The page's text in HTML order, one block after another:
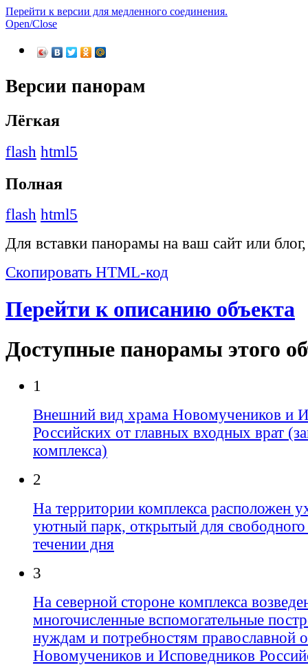
Перейти к версии для медленного соединения.
Open/Close
Версии панорам
Лёгкая
flash html5
Полная
flash html5
Для вставки панорамы на ваш сайт или
Скопировать HTML-код
Перейти к описанию объекта
Доступные панорамы этого
1
Внешний вид храма Новомучеников и
Российских от главных входных врат
комплекса)
2
На территории комплекса расположен
уютный парк, открытый для
течении дня
3
На северной стороне комплекса
многочисленные вспомогательные
нуждам и потребностям православной
Новомучеников и Исповедников